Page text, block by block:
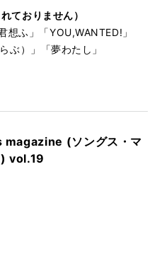
ておりません）
ふ」「YOU,WANTED!」
ぶ）」「夢わたし」
magazine (ソングス・マ
vol.19